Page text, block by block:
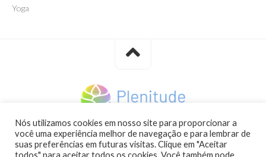
Yoga
Plenitude Bem-Estar © 2021. All Rights Reserved | Afterpix
Marketing
Nós utilizamos cookies em nosso site para proporcionar a
você uma experiência melhor de navegação e para lembrar de
suas preferências em futuras visitas. Clique em "Aceitar
todos" para aceitar todos os cookies. Você também pode